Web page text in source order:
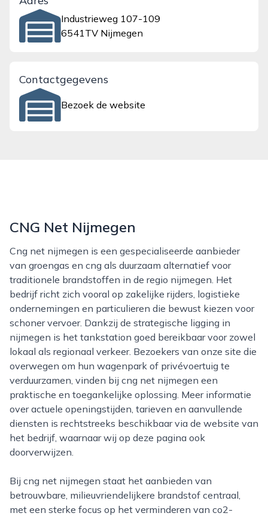
Industrieweg 107-109
6541TV Nijmegen
Contactgegevens
Bezoek de website
CNG Net Nijmegen
Cng net nijmegen is een gespecialiseerde aanbieder
van groengas en cng als duurzaam alternatief voor
traditionele brandstoffen in de regio nijmegen. Het
bedrijf richt zich vooral op zakelijke rijders, logistieke
ondernemingen en particulieren die bewust kiezen voor
schoner vervoer. Dankzij de strategische ligging in
nijmegen is het tankstation goed bereikbaar voor zowel
lokaal als regionaal verkeer. Bezoekers van onze site die
overwegen om hun wagenpark of privévoertuig te
verduurzamen, vinden bij cng net nijmegen een
praktische en toegankelijke oplossing. Meer informatie
over actuele openingstijden, tarieven en aanvullende
diensten is rechtstreeks beschikbaar via de website van
het bedrijf, waarnaar wij op deze pagina ook
doorverwijzen.
Bij cng net nijmegen staat het aanbieden van
betrouwbare, milieuvriendelijkere brandstof centraal,
met een sterke focus op het verminderen van co2-